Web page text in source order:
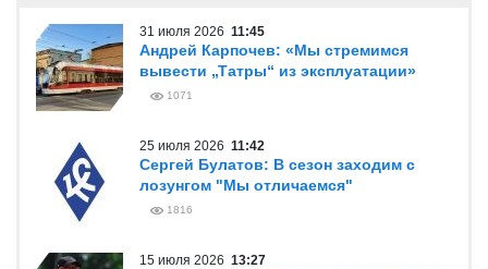
31 июля 2026 11:45
Андрей Карпочев: «Мы стремимся
вывести „Татры“ из эксплуатации»
1071
25 июля 2026 11:42
Сергей Булатов: В сезон заходим с
лозунгом "Мы отличаемся"
1816
15 июля 2026 13:27